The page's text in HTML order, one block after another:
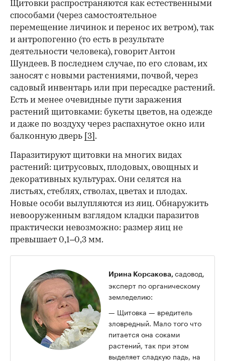
Щитовки распространяются как естественными
способами (через самостоятельное
перемещение личинок и перенос их ветром), так
и антропогенно (то есть в результате
деятельности человека), говорит Антон
Шундеев. В последнем случае, по его словам, их
заносят с новыми растениями, почвой, через
садовый инвентарь или при пересадке растений.
Есть и менее очевидные пути заражения
растений щитовками: букеты цветов, на одежде
и даже по воздуху через распахнутое окно или
балконную дверь
[3] .
Паразитируют щитовки на многих видах
растений: цитрусовых, плодовых, овощных и
декоративных культурах. Они селятся на
листьях, стеблях, стволах, цветах и плодах.
Новые особи вылупляются из яиц. Обнаружить
невооруженным взглядом кладки паразитов
практически невозможно: размер яиц не
превышает 0,1–0,3 мм.
Ирина Корсакова, садовод,
эксперт по органическому
земледелию:
— Щитовка — вредитель
зловредный. Мало того что
питается она соками
растений, так при этом
выделяет сладкую падь, на